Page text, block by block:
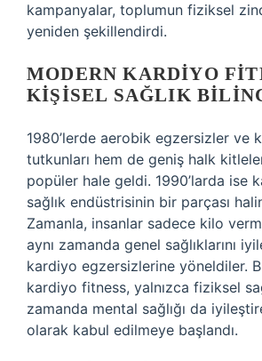
kampanyalar, toplumun fiziksel
yeniden şekillendirdi.
MODERN KARDIYO
KIŞISEL SAĞLIK
1980’lerde aerobik egzersizler ve
tutkunları hem de geniş halk
popüler hale geldi. 1990’larda ise
sağlık endüstrisinin bir parçası
Zamanla, insanlar sadece kilo
aynı zamanda genel sağlıklarını
kardiyo egzersizlerine yöneldiler.
kardiyo fitness, yalnızca fiziksel
zamanda mental sağlığı da
olarak kabul edilmeye başlandı.